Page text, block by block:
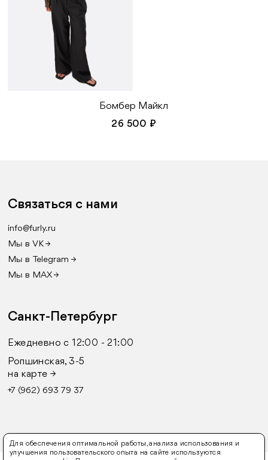
Бомбер Майкл
26 500 ₽
Связаться с нами
info@furly.ru
Мы в VK →
Мы в Telegram →
Мы в MAX →
Санкт-Петербург
Ежедневно с 12:00 - 21:00
Ропшинская, 3-5
на карте →
+7 (962) 693 79 37
Для обеспечения оптимальной работы, анализа использования и
улучшения пользовательского опыта на сайте используются